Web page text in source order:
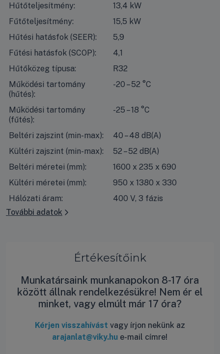
Hűtőteljesítmény:
13,4 kW
Fűtőteljesítmény:
15,5 kW
Hűtési hatásfok (SEER):
5,9
Fűtési hatásfok (SCOP):
4,1
Hűtőközeg típusa:
R32
Működési tartomány
(hűtés):
-20 – 52 °C
Működési tartomány
(fűtés):
-25 – 18 °C
Beltéri zajszint (min-max):
40 – 48 dB(A)
Kültéri zajszint (min-max):
52 – 52 dB(A)
Beltéri méretei (mm):
1600 x 235 x 690
Kültéri méretei (mm):
950 x 1380 x 330
Hálózati áram:
400 V, 3 fázis
További adatok
Értékesítőink
Munkatársaink munkanapokon 8-17 óra
között állnak rendelkezésükre! Nem ér el
minket, vagy elmúlt már 17 óra?
Kérjen visszahívást vagy írjon nekünk az
arajanlat@viky.hu e-mail címre!